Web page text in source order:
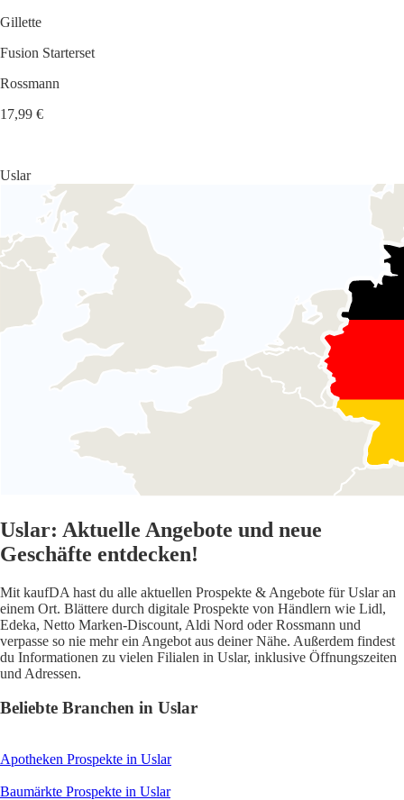
Gillette
Fusion Starterset
Rossmann
17,99 €
Uslar
Uslar: Aktuelle Angebote und neue
Geschäfte entdecken!
Mit kaufDA hast du alle aktuellen Prospekte & Angebote für Uslar an
einem Ort. Blättere durch digitale Prospekte von Händlern wie Lidl,
Edeka, Netto Marken-Discount, Aldi Nord oder Rossmann und
verpasse so nie mehr ein Angebot aus deiner Nähe. Außerdem findest
du Informationen zu vielen Filialen in Uslar, inklusive Öffnungszeiten
und Adressen.
Beliebte Branchen in Uslar
Apotheken Prospekte in Uslar
Baumärkte Prospekte in Uslar